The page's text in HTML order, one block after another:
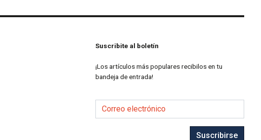
Suscribite al boletín
¡Los artículos más populares recibilos en tu
bandeja de entrada!
Correo electrónico
Suscribirse